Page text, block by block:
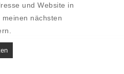
und Website in
nächsten